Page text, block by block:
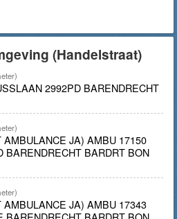
(Handelstraat)
2992PD BARENDRECHT
JA) AMBU 17150
BARENDRECHT BARDRT BON
JA) AMBU 17343